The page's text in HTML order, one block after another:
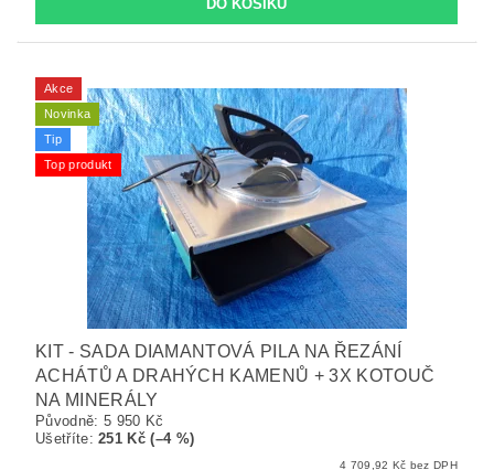
Akce
Novinka
Tip
Top produkt
KIT - SADA DIAMANTOVÁ PILA NA ŘEZÁNÍ
ACHÁTŮ A DRAHÝCH KAMENŮ + 3X KOTOUČ
NA MINERÁLY
Původně: 5 950 Kč
Ušetříte:251 Kč (–4 %)
4 709,92 Kč bez DPH